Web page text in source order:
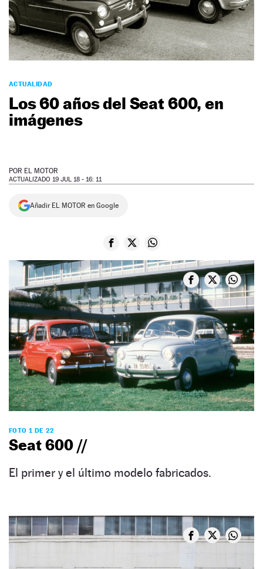
NEWSLETTER
SÍGUENOS
ACTUALIDAD
Los 60 años del Seat 600, en
imágenes
POR EL MOTOR
ACTUALIZADO 19 JUL 18 - 16: 11
Añadir EL MOTOR en Google
FOTO 1 DE 22
Seat 600 //
El primer y el último modelo fabricados.